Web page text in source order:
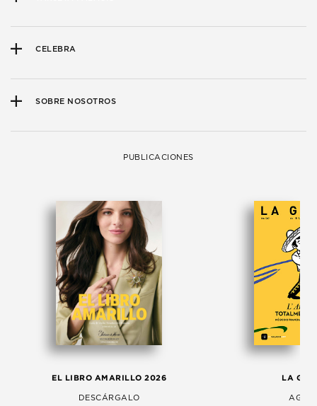
CELEBRA
SOBRE NOSOTROS
PUBLICACIONES
EL LIBRO AMARILLO 2026
DESCÁRGALO
LA